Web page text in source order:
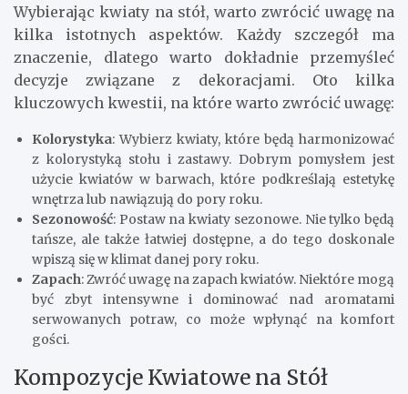
Wybierając kwiaty na stół, warto zwrócić uwagę na
kilka istotnych aspektów. Każdy szczegół ma
znaczenie, dlatego warto dokładnie przemyśleć
decyzje związane z dekoracjami. Oto kilka
kluczowych kwestii, na które warto zwrócić uwagę:
Kolorystyka: Wybierz kwiaty, które będą harmonizować
z kolorystyką stołu i zastawy. Dobrym pomysłem jest
użycie kwiatów w barwach, które podkreślają estetykę
wnętrza lub nawiązują do pory roku.
Sezonowość: Postaw na kwiaty sezonowe. Nie tylko będą
tańsze, ale także łatwiej dostępne, a do tego doskonale
wpiszą się w klimat danej pory roku.
Zapach: Zwróć uwagę na zapach kwiatów. Niektóre mogą
być zbyt intensywne i dominować nad aromatami
serwowanych potraw, co może wpłynąć na komfort
gości.
Kompozycje Kwiatowe na Stół